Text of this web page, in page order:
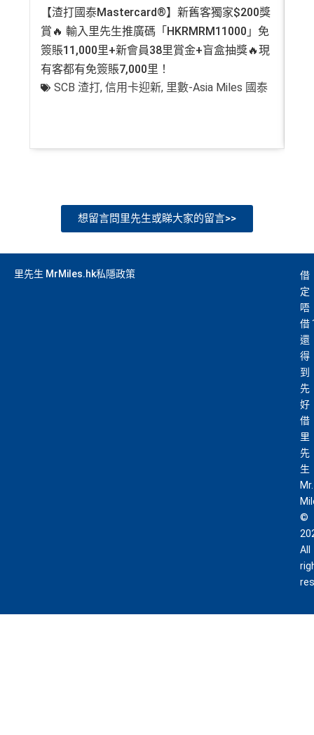
【渣打國泰Mastercard®】新舊客獨家$200獎
賞🔥 輸入里先生推廣碼「HKRMRM11000」免
簽賬11,000里+新會員38里賞金+盲盒抽獎🔥現
有客都有免簽賬7,000里！
SCB 渣打,信用卡迎新, 里數-Asia Miles 國泰
想留言問里先生或睇大家的留言>>
里先生 MrMiles.hk私隱政策
借
定
唔
借
還
得
到
先
好
借
里
先
生
Mr.
©
All